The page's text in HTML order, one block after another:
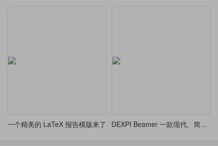
一个精美的 LaTeX 报告模版来了 DEXPI Beamer 一款现代、简洁、专业的演示模板